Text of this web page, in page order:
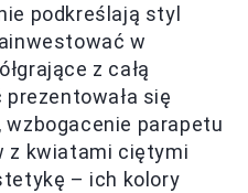
podkreślają styl
w
z całą
się
wzbogacenie parapetu
z kwiatami ciętymi
– ich kolory